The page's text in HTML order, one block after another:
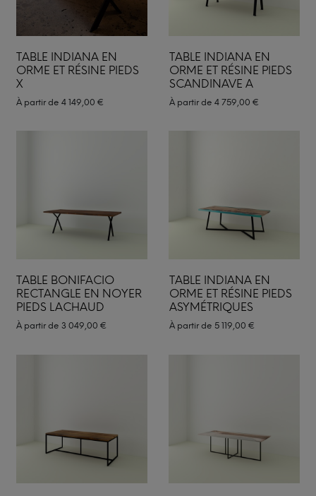
TABLE INDIANA EN
ORME ET RÉSINE PIEDS
X
À partir de 4 149,00 €
TABLE INDIANA EN
ORME ET RÉSINE PIEDS
SCANDINAVE A
À partir de 4 759,00 €
TABLE BONIFACIO
RECTANGLE EN NOYER
PIEDS LACHAUD
À partir de 3 049,00 €
TABLE INDIANA EN
ORME ET RÉSINE PIEDS
ASYMÉTRIQUES
À partir de 5 119,00 €